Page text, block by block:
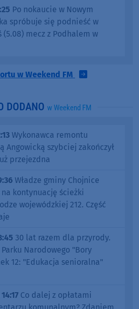
Po nokaucie w Nowym
spróbuje się podnieść w
(5.08) mecz z Podhalem w
w Weekend FM
DODANO w Weekend FM
Wykonawca remontu
szybciej zakończył
przejezdna
Władze gminy Chojnice
kontynuację ścieżki
wojewódzkiej 212. Część
30 lat razem dla przyrody.
Narodowego "Bory
12: "Edukacja senioralna"
14:17 Co dalej z opłatami